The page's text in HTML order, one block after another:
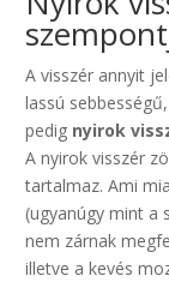
A visszér annyit
lassú
pedig nyirok
A nyirok visszér
tartalmaz. Ami
(ugyanúgy mint a
nem zárnak
illetve a kevés